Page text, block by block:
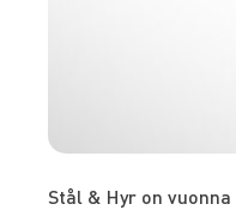
Stål & Hyr on